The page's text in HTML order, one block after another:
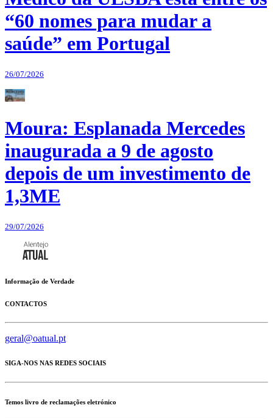
“60 nomes para mudar a
saúde” em Portugal
26/07/2026
Moura: Esplanada Mercedes
inaugurada a 9 de agosto
depois de um investimento de
1,3ME
29/07/2026
Informação de Verdade
CONTACTOS
geral@oatual.pt
SIGA-NOS NAS REDES SOCIAIS
Temos livro de reclamações eletrónico